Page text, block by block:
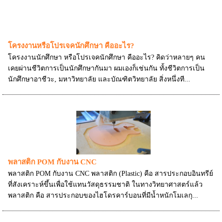
โครงงานหรือโปรเจคนักศึกษา คืออะไร?
โครงงานนักศึกษา หรือโปรเจคนักศึกษา คืออะไร? คิดว่าหลายๆ คน
เคยผ่านชีวิตการเป็นนักศึกษากันมา ผมเองก็เช่นกัน ทั้งชีวิตการเป็น
นักศึกษาอาชีวะ, มหาวิทยาลัย และบัณฑิตวิทยาลัย สิ่งหนึ่งที...
พลาสติก POM กับงาน CNC
พลาสติก POM กับงาน CNC พลาสติก (Plastic) คือ สารประกอบอินทรีย์
ที่สังเคราะห์ขึ้นเพื่อใช้แทนวัสดุธรรมชาติ ในทางวิทยาศาสตร์แล้ว
พลาสติก คือ สารประกอบของไฮโดรคาร์บอนที่มีน้ำหนักโมเลกุ...